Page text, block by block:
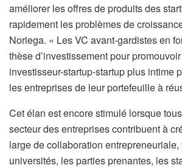
améliorer les offres de produits des
rapidement les problèmes de
Noriega. « Les VC avant-gardistes en
thèse d’investissement pour
investisseur-startup-startup plus intime
les entreprises de leur portefeuille à
Cet élan est encore stimulé lorsque
secteur des entreprises contribuent à
large de collaboration
universités, les parties prenantes, les